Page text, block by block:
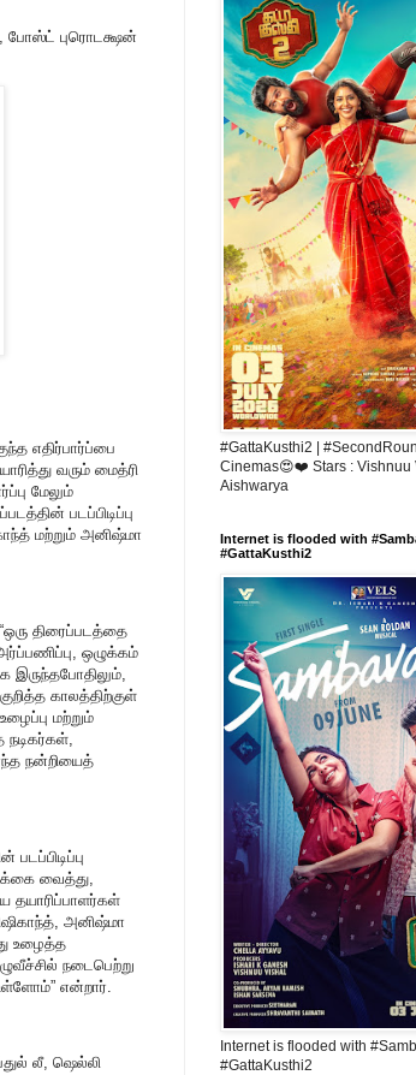
போஸ்ட் புரொடக்ஷன்
எதிர்பார்ப்பை
வரும் மைத்ரி
மேலும்
படப்பிடிப்பு
மற்றும் அனிஷ்மா
திரைப்படத்தை
ஒழுக்கம்
இருந்தபோதிலும்,
காலத்திற்குள்
மற்றும்
நன்றியைத்
வைத்து,
தயாரிப்பாளர்கள்
அனிஷ்மா
உழைத்த
நடைபெற்று
என்றார்.
லீ, ஷெல்லி
#GattaKusthi2 |
Cinemas😍❤️ Stars : Vishnuu
Aishwarya
Internet is flooded with
#GattaKusthi2
Internet is flooded with
#GattaKusthi2